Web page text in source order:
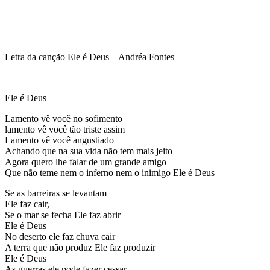
Letra da canção Ele é Deus – Andréa Fontes
Ele é Deus
Lamento vê você no sofimento
lamento vê você tão triste assim
Lamento vê você angustiado
Achando que na sua vida não tem mais jeito
Agora quero lhe falar de um grande amigo
Que não teme nem o inferno nem o inimigo Ele é Deus
Se as barreiras se levantam
Ele faz cair,
Se o mar se fecha Ele faz abrir
Ele é Deus
No deserto ele faz chuva cair
A terra que não produz Ele faz produzir
Ele é Deus